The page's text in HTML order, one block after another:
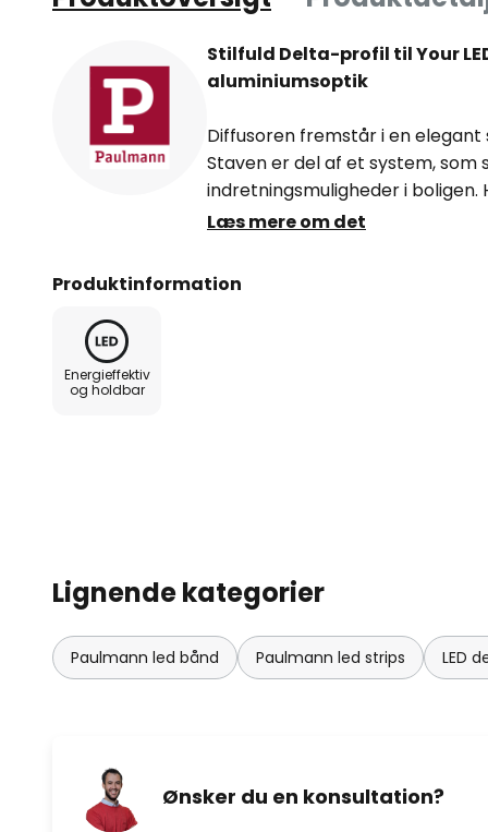
Stilfuld Delta-profil til Your
aluminiumsoptik
Diffusoren fremstår i en
Staven er del af et system, som
indretningsmuligheder i
moderne lyskoncepter i en
forlænges. Lyset fordeles jævnt
Læs mere om det
Produktinformation
Energieffektiv
og holdbar
Lignende kategorier
Paulmann led bånd Paulmann led strips LED
Ønsker du en konsultation?